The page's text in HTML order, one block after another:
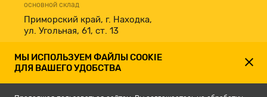
основной склад
Приморский край, г. Находка,
ул. Угольная, 61, ст. 13
принимаем к оплате
МЫ ИСПОЛЬЗУЕМ ФАЙЛЫ COOKIE
ДЛЯ ВАШЕГО УДОБСТВА